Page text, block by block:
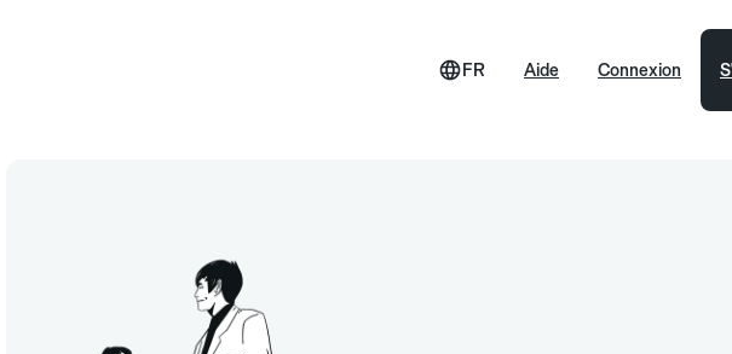
Aide
FR Connexion